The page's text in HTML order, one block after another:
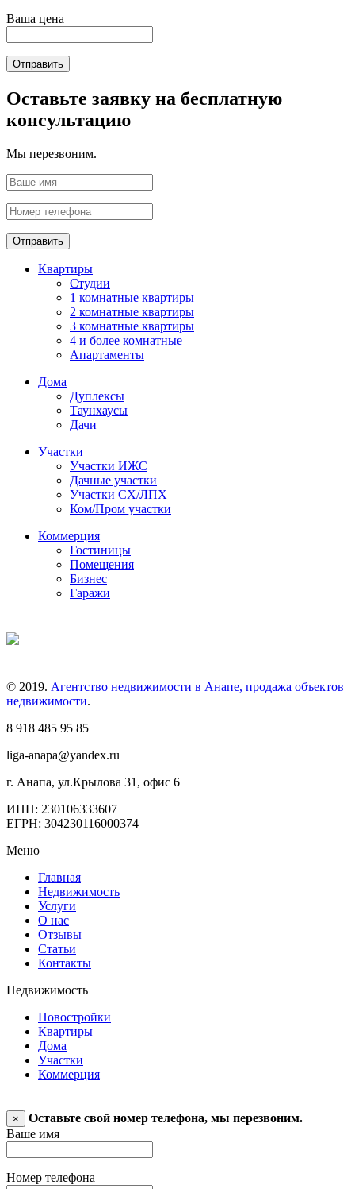
Ваша цена
Отправить
Оставьте заявку на бесплатную
консультацию
Мы перезвоним.
Отправить
Квартиры
Студии
1 комнатные квартиры
2 комнатные квартиры
3 комнатные квартиры
4 и более комнатные
Апартаменты
Дома
Дуплексы
Таунхаусы
Дачи
Участки
Участки ИЖС
Дачные участки
Участки СХ/ЛПХ
Ком/Пром участки
Коммерция
Гостиницы
Помещения
Бизнес
Гаражи
© 2019. Агентство недвижимости в Анапе, продажа объектов
недвижимости.
8 918 485 95 85
liga-anapa@yandex.ru
г. Анапа, ул.Крылова 31, офис 6
ИНН: 230106333607
ЕГРН: 304230116000374
Меню
Главная
Недвижимость
Услуги
О нас
Отзывы
Статьи
Контакты
Недвижимость
Новостройки
Квартиры
Дома
Участки
Коммерция
×
Оставьте свой номер телефона, мы перезвоним.
Ваше имя
Номер телефона